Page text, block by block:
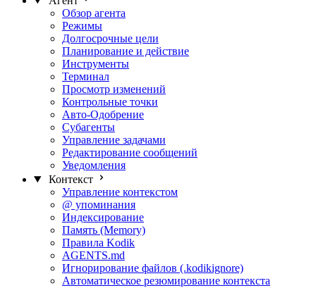
Обзор агента
Режимы
Долгосрочные цели
Планирование и действие
Инструменты
Терминал
Просмотр изменений
Контрольные точки
Авто-Одобрение
Субагенты
Управление задачами
Редактирование сообщений
Уведомления
Контекст
Управление контекстом
@ упоминания
Индексирование
Память (Memory)
Правила Kodik
AGENTS.md
Игнорирование файлов (.kodikignore)
Автоматическое резюмирование контекста